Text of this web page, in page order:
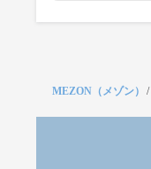
MEZON（メゾン） /